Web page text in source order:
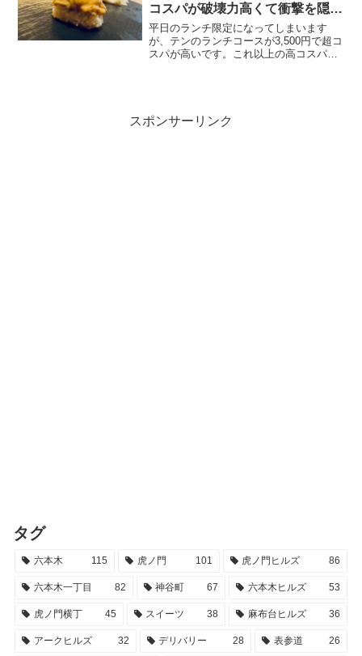
コスパが破壊力高くて衝撃を隠し
きれない。
平日のランチ限定になってしまいます
が、テンのランチコースが3,500円で超コ
スパが高いです。これ以上の高コスパお
スポンサーリンク
タグ
六本木 115 虎ノ門 101 虎ノ門ヒルズ 86
六本木一丁目 82 神谷町 67 六本木ヒルズ 53
虎ノ門横丁 45 スイーツ 38 麻布台ヒルズ 36
アークヒルズ 32 デリバリー 28 表参道 26